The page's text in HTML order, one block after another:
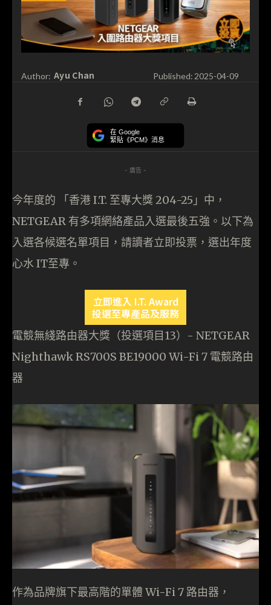
Author: Ayu Chan Published: 2025-04-09
在 Google
緊貼《PCM》消息
- 廣告 -
今年度的 「香港 I.T. 至專大獎 204-25」中，
NETGEAR 有多項網絡產品入選最後五強。以下為
入選各候選名單項目，請讀者立即投票，選出年度
心水 IT至專。
立即進入 I.T. Award
投選至專產品及服務
電競無綫路由器大獎（投選項目13）- NETGEAR
Nighthawk RS700S BE19000 Wi-Fi 7 電競路由
器
作為品牌旗下最高階的單體 Wi-Fi 7 路由器，